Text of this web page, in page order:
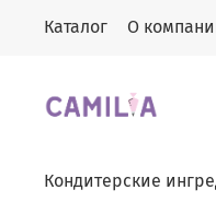
Каталог О
Кондитерские